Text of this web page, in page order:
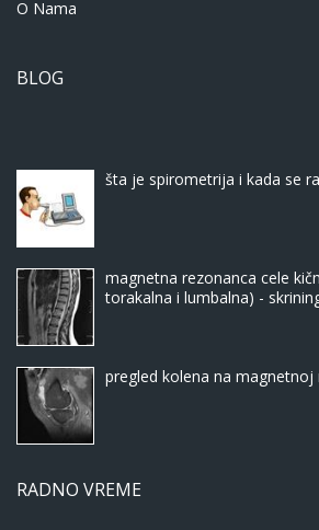
O Nama
BLOG
šta je spirometrija i kada se
magnetna rezonanca cele
torakalna i lumbalna) -
pregled kolena na magnetnoj
RADNO VREME